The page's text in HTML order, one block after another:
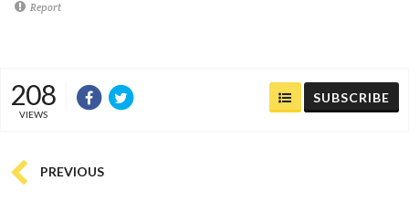
Report
208
VIEWS
SUBSCRIBE
PREVIOUS